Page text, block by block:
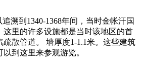
追溯到1340-1368年间，当时金帐汗国
这里的许多设施都是当时该地区的首
散管道。 墙厚度1-1.1米。这些建筑
到这里来参观游览。